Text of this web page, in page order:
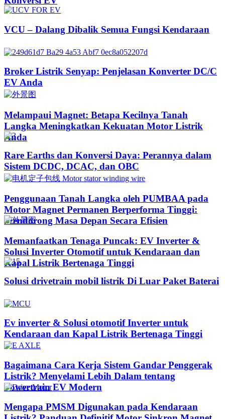
VCU – Dalang Dibalik Semua Fungsi Kendaraan
Broker Listrik Senyap: Penjelasan Konverter DC/C
EV Anda
Melampaui Magnet: Betapa Kecilnya Tanah
Langka Meningkatkan Kekuatan Motor Listrik
Anda
Rare Earths dan Konversi Daya: Perannya dalam
Sistem DCDC, DCAC, dan OBC
Penggunaan Tanah Langka oleh PUMBAA pada
Motor Magnet Permanen Berperforma Tinggi:
Mendorong Masa Depan Secara Efisien
Memanfaatkan Tenaga Puncak: EV Inverter &
Solusi Inverter Otomotif untuk Kendaraan dan
Kapal Listrik Bertenaga Tinggi​
Solusi drivetrain mobil listrik Di Luar Paket Baterai
Ev inverter & Solusi otomotif Inverter untuk
Kendaraan dan Kapal Listrik Bertenaga Tinggi
Bagaimana Cara Kerja Sistem Gandar Penggerak
Listrik? Menyelami Lebih Dalam tentang
Powertrain EV Modern
Mengapa PMSM Digunakan pada Kendaraan